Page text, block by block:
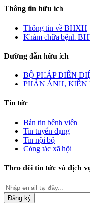
Thông tin hữu ích
Thông tin về BHXH
Khám chữa bệnh
Đường dẫn hữu ích
BỘ PHÁP ĐIỂN
PHẢN ÁNH, KIẾN
Tin tức
Bản tin bệnh viện
Tin tuyển dụng
Tin nội bộ
Công tác xã hội
Theo dõi tin tức và dịch
Đăng ký